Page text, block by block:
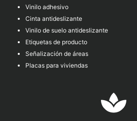
Vinilo adhesivo
Cinta antideslizante
Vinilo de suelo antideslizante
Etiquetas de producto
Señalización de áreas
Placas para viviendas